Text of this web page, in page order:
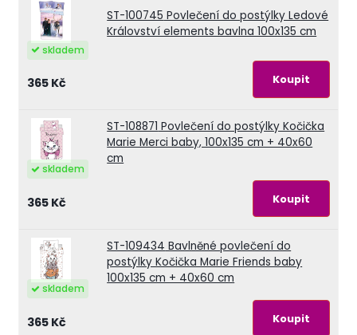
ST-100745 Povlečení do postýlky Ledové
Království elements bavlna 100x135 cm
skladem
365 Kč
ST-108871 Povlečení do postýlky Kočička
Marie Merci baby, 100x135 cm + 40x60
cm
skladem
365 Kč
ST-109434 Bavlněné povlečení do
postýlky Kočička Marie Friends baby
100x135 cm + 40x60 cm
skladem
365 Kč